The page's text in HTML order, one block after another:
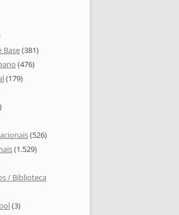
Base(381)
(476)
(179)
(526)
(1.529)
/ Biblioteca
(3)